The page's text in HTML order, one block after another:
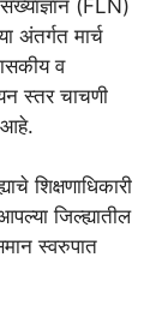
संख्याज्ञान (FLN)
अंतर्गत मार्च
व
स्तर चाचणी
आहे.
शिक्षणाधिकारी
जिल्ह्यातील
स्वरुपात